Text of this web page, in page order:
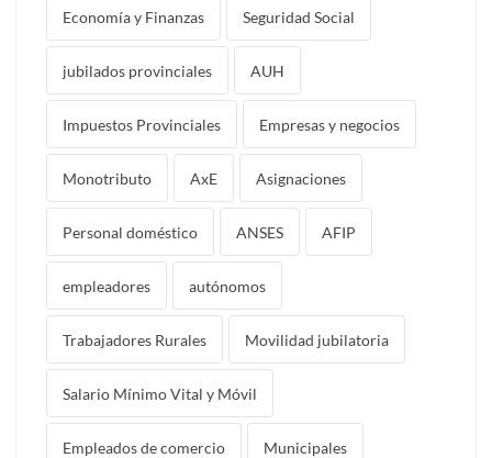
Economía y Finanzas Seguridad Social
jubilados provinciales AUH
Impuestos Provinciales Empresas y negocios
Monotributo AxE Asignaciones
Personal doméstico ANSES AFIP
empleadores autónomos
Trabajadores Rurales Movilidad jubilatoria
Salario Mínimo Vital y Móvil
Empleados de comercio Municipales